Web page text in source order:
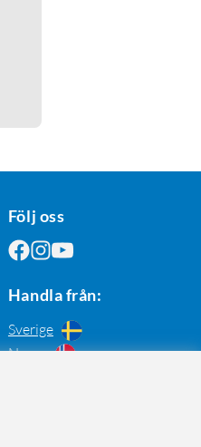
Följ oss
Handla från:
Sverige
Norge